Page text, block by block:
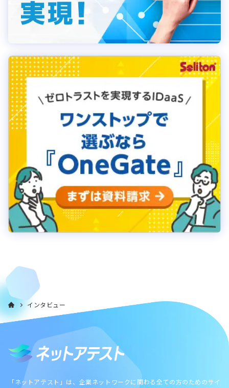
インタビュー
「ネットアテスト」は、企業ネットワークに関わる全ての方のためのサイ